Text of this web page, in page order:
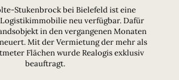
Stukenbrock bei Bielefeld ist eine
neu verfügbar. Dafür
in den vergangenen Monaten
Mit der Vermietung der mehr als
Flächen wurde Realogis exklusiv
beauftragt.